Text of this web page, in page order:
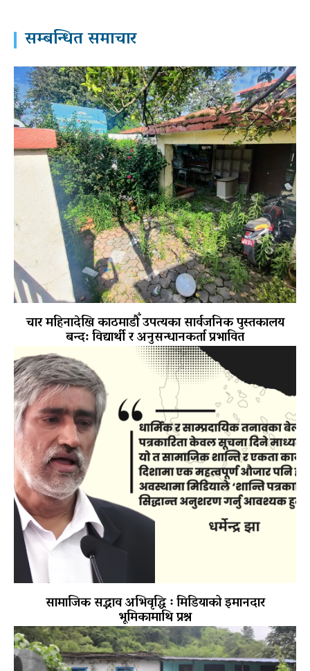
सम्बन्धित समाचार
चार महिनादेखि काठमाडौँ उपत्यका सार्वजनिक पुस्तकालय
बन्द: विद्यार्थी र अनुसन्धानकर्ता प्रभावित
सामाजिक सद्भाव अभिवृद्धि ः मिडियाको इमानदार
भूमिकामाथि प्रश्न